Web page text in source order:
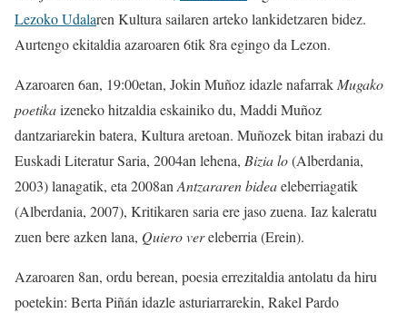
Lezoko Udalaren Kultura sailaren arteko lankidetzaren bidez.
Aurtengo ekitaldia azaroaren 6tik 8ra egingo da Lezon.
Azaroaren 6an, 19:00etan, Jokin Muñoz idazle nafarrakMugako
poetikaizeneko hitzaldia eskainiko du, Maddi Muñoz
dantzariarekin batera, Kultura aretoan. Muñozek bitan irabazi du
Euskadi Literatur Saria, 2004an lehena, Bizia lo(Alberdania,
2003) lanagatik, eta 2008anAntzararen bideaeleberriagatik
(Alberdania, 2007), Kritikaren saria ere jaso zuena. Iaz kaleratu
zuen bere azken lana, Quiero vereleberria (Erein).
Azaroaren 8an, ordu berean, poesia errezitaldia antolatu da hiru
poetekin: Berta Piñán idazle asturiarrarekin, Rakel Pardo